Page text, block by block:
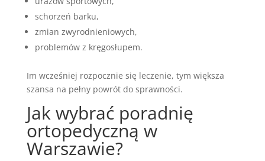
schorzeń barku,
zmian zwyrodnieniowych,
problemów z kręgosłupem.
Im wcześniej rozpocznie się leczenie, tym większa
szansa na pełny powrót do sprawności.
Jak wybrać poradnię
ortopedyczną w
Warszawie?